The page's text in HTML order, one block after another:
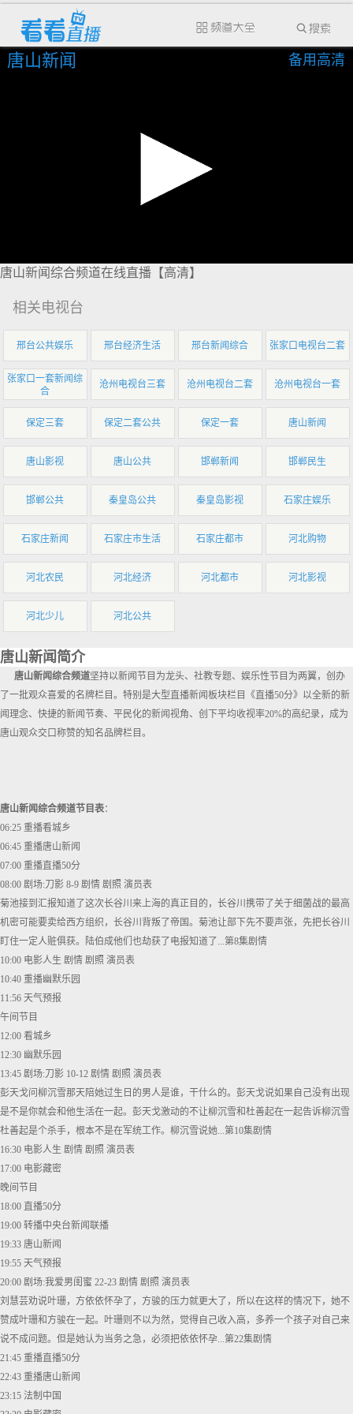
唐山新闻 备用高清
唐山新闻综合频道在线直播【高清】
相关电视台
邢台公共娱乐 邢台经济生活 邢台新闻综合 张家口电视台二套
张家口一套新闻综
合
沧州电视台三套 沧州电视台二套 沧州电视台一套
保定三套 保定二套公共 保定一套 唐山新闻
唐山影视 唐山公共 邯郸新闻 邯郸民生
邯郸公共 秦皇岛公共 秦皇岛影视 石家庄娱乐
石家庄新闻 石家庄市生活 石家庄都市 河北购物
河北农民 河北经济 河北都市 河北影视
河北少儿 河北公共
唐山新闻简介
唐山新闻综合频道坚持以新闻节目为龙头、社教专题、娱乐性节目为两翼，创办
了一批观众喜爱的名牌栏目。特别是大型直播新闻板块栏目《直播50分》以全新的新
闻理念、快捷的新闻节奏、平民化的新闻视角、创下平均收视率20%的高纪录，成为
唐山观众交口称赞的知名品牌栏目。
唐山新闻综合频道节目表：
06:25 重播看城乡
06:45 重播唐山新闻
07:00 重播直播50分
08:00 剧场:刀影 8-9 剧情 剧照 演员表
菊池接到汇报知道了这次长谷川来上海的真正目的，长谷川携带了关于细菌战的最高
机密可能要卖给西方组织，长谷川背叛了帝国。菊池让部下先不要声张，先把长谷川
盯住一定人赃俱获。陆伯成他们也劫获了电报知道了...第8集剧情
10:00 电影人生 剧情 剧照 演员表
10:40 重播幽默乐园
11:56 天气预报
午间节目
12:00 看城乡
12:30 幽默乐园
13:45 剧场:刀影 10-12 剧情 剧照 演员表
彭天戈问柳沉雪那天陪她过生日的男人是谁，干什么的。彭天戈说如果自己没有出现
是不是你就会和他生活在一起。彭天戈激动的不让柳沉雪和杜善起在一起告诉柳沉雪
杜善起是个杀手，根本不是在军统工作。柳沉雪说她...第10集剧情
16:30 电影人生 剧情 剧照 演员表
17:00 电影藏密
晚间节目
18:00 直播50分
19:00 转播中央台新闻联播
19:33 唐山新闻
19:55 天气预报
20:00 剧场:我爱男闺蜜 22-23 剧情 剧照 演员表
刘慧芸劝说叶珊，方依依怀孕了，方骏的压力就更大了，所以在这样的情况下，她不
赞成叶珊和方骏在一起。叶珊则不以为然，觉得自己收入高，多养一个孩子对自己来
说不成问题。但是她认为当务之急，必须把依依怀孕...第22集剧情
21:45 重播直播50分
22:43 重播唐山新闻
23:15 法制中国